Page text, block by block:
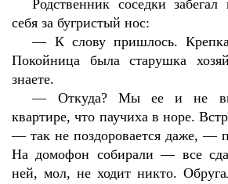
Родственник соседки забегал
себя за бугристый нос:
— К слову пришлось.
Покойница была старушка
знаете.
— Откуда? Мы ее и не
квартире, что паучиха в норе.
— так не поздоровается даже, —
На домофон собирали — все
ней, мол, не ходит никто.